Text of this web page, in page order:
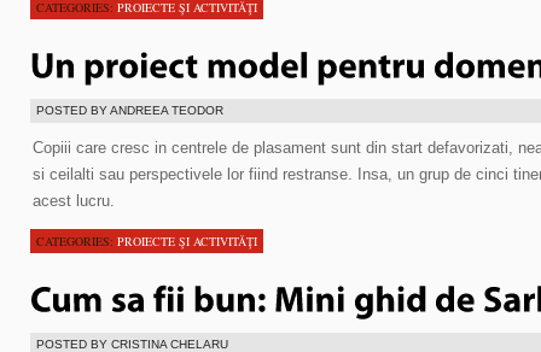
CATEGORIES: PROIECTE ŞI ACTIVITĂŢI
POSTED BY ANDREEA TEODOR
Copiii care cresc in centrele de plasament sunt din start defavorizati,
si ceilalti sau perspectivele lor fiind restranse. Insa, un grup de cinci
acest lucru.
CATEGORIES: PROIECTE ŞI ACTIVITĂŢI
POSTED BY CRISTINA CHELARU